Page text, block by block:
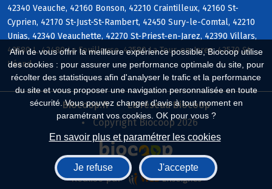
Afin de vous offrir la meilleure expérience possible, Biocoop utilise
des cookies : pour assurer une performance optimale du site, pour
récolter des statistiques afin d'analyser le trafic et la performance
du site et vous proposer une navigation personnalisée en toute
sécurité. Vous pouvez changer d'avis à tout moment en
paramétrant vos cookies. OK pour vous ?
En savoir plus et paramétrer les cookies
Je refuse J'accepte
42340 Veauche, 42160 Bonson, 42210 Craintilleux, 42160 St-
Cyprien, 42170 St-Just-St-Rambert, 42450 Sury-le-Comtal, 42210
Unias, 42340 Veauchette, 42270 St-Priest-en-Jarez, 42390 Villars,
42580 L, 42480 La Fouillouse, 42580 La Tour-en-Jarez, 42570 St-
Héand
Biocoop.fr
Le réseau Biocoop
Copyright Biocoop 2026
Réalisé par